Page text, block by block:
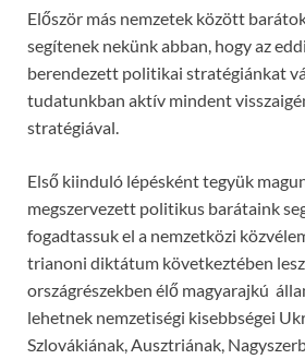
Először más nemzetek között
segítenek nekünk abban, hogy az
berendezett politikai stratégiánkat
tudatunkban aktív mindent
stratégiával.
Első kiinduló lépésként tegyük
megszervezett politikus barátaink
fogadtassuk el a nemzetközi
trianoni diktátum következtében
országrészekben élő magyarajkú
lehetnek nemzetiségi kisebbségei
Szlovákiának, Ausztriának,